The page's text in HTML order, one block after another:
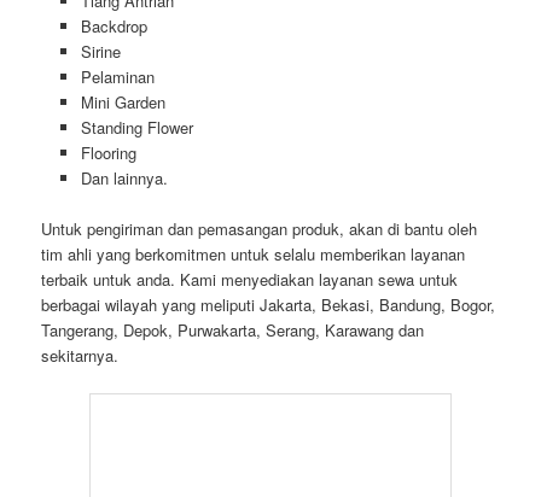
Backdrop
Sirine
Pelaminan
Mini Garden
Standing Flower
Flooring
Dan lainnya.
Untuk pengiriman dan pemasangan produk, akan di bantu oleh
tim ahli yang berkomitmen untuk selalu memberikan layanan
terbaik untuk anda. Kami menyediakan layanan sewa untuk
berbagai wilayah yang meliputi Jakarta, Bekasi, Bandung, Bogor,
Tangerang, Depok, Purwakarta, Serang, Karawang dan
sekitarnya.